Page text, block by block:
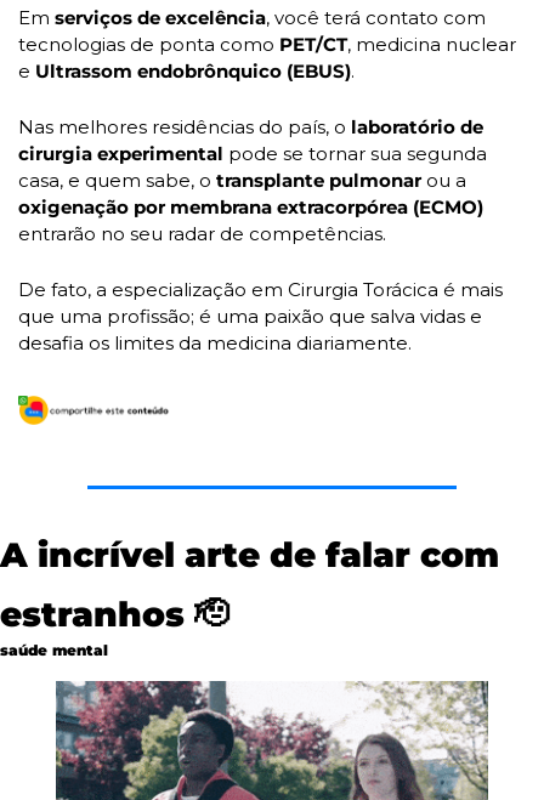
Em serviços de excelência, você terá contato com
tecnologias de ponta como PET/CT, medicina nuclear
e Ultrassom endobrônquico (EBUS).
Nas melhores residências do país, o laboratório de
cirurgia experimental pode se tornar sua segunda
casa, e quem sabe, o transplante pulmonar
entrarão no seu radar de competências.
De fato, a especialização em Cirurgia Torácica é mais
que uma profissão; é uma paixão que salva vidas e
desafia os limites da medicina diariamente.
A incrível arte de falar com
estranhos 🫡
saúde mental